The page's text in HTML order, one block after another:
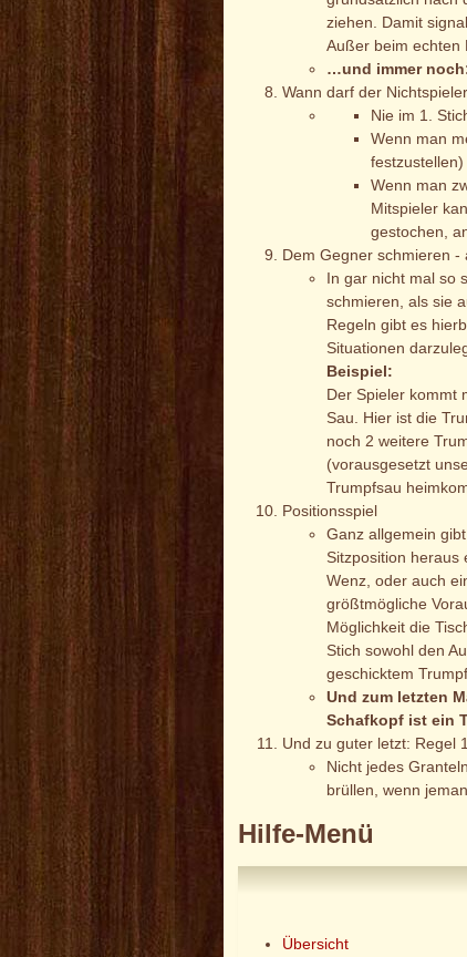
ziehen. Damit
Außer beim echten
…und immer
Wann darf der
Nie im 1.
Wenn man
festzustellen)
Wenn man
Mitspieler
gestochen,
Dem Gegner schmieren -
In gar nicht mal so
schmieren, als sie
Regeln gibt es
Situationen
Beispiel:
Der Spieler kommt
Sau. Hier ist die
noch 2 weitere
(vorausgesetzt
Trumpfsau
Positionsspiel
Ganz allgemein
Sitzposition heraus
Wenz, oder auch
größtmögliche
Möglichkeit die
Stich sowohl den
geschicktem
Und zum letzten
Schafkopf ist ein
Und zu guter letzt: Regel
Nicht jedes
brüllen, wenn
Hilfe-Menü
Übersicht